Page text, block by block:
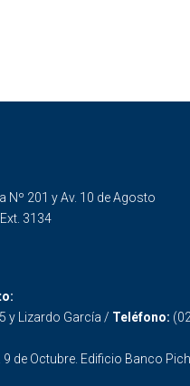
Nº 201 y Av. 10 de Agosto
3134
y Lizardo García / Teléfono:
9 de Octubre. Edificio Banco